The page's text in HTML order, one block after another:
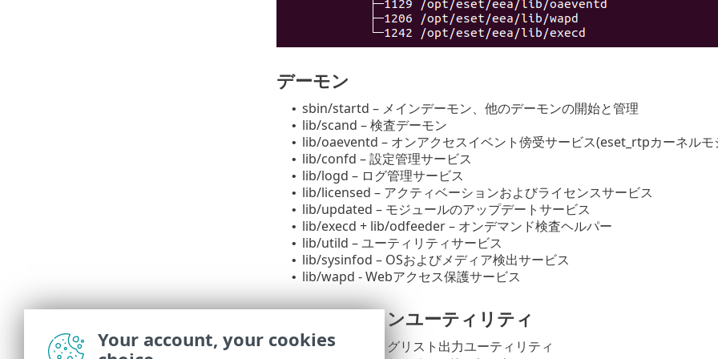
デーモン
• sbin/startd – メインデーモン、他のデーモンの開始と管理
• lib/scand – 検査デーモン
• lib/oaeventd – オンアクセスイベント傍受サービス(eset_rtpカーネルモ
• lib/confd – 設定管理サービス
• lib/logd – ログ管理サービス
• lib/licensed – アクティベーションおよびライセンスサービス
• lib/updated – モジュールのアップデートサービス
• lib/execd + lib/odfeeder – オンデマンド検査ヘルパー
• lib/utild – ユーティリティサービス
• lib/sysinfod – OSおよびメディア検出サービス
• lib/wapd - Webアクセス保護サービス
コマンドラインユーティリティ
• sbin/lslog – ログリスト出力ユーティリティ
Your account, your cookies